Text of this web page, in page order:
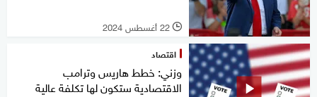
l 22 أغسطس 2024
اقتصاد
وزني: خطط هاريس وترامب
الاقتصادية ستكون لها تكلفة عالية